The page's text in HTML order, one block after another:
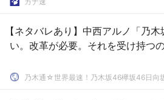
【ネタバレあり】中西アルノ「乃木
い。改革が必要。それを受け持つの